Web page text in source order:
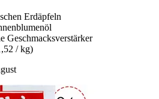
Erdäpfeln
Geschmacksverstärker
/ kg)